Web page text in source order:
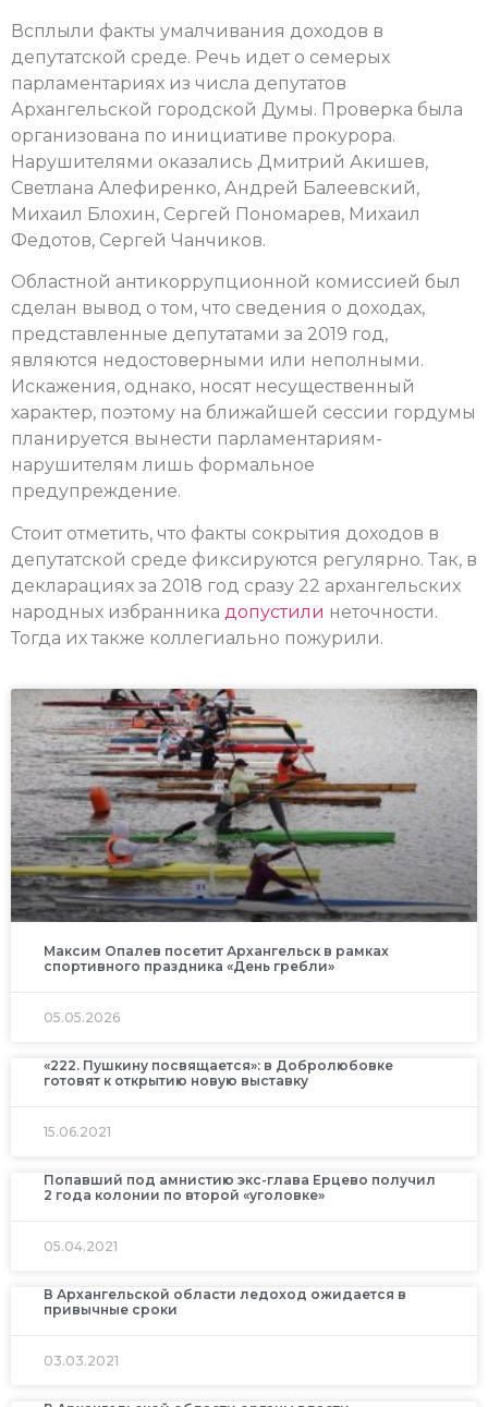
Всплыли факты умалчивания доходов в
депутатской среде. Речь идет о семерых
парламентариях из числа депутатов
Архангельской городской Думы. Проверка была
организована по инициативе прокурора.
Нарушителями оказались Дмитрий Акишев,
Светлана Алефиренко, Андрей Балеевский,
Михаил Блохин, Сергей Пономарев, Михаил
Федотов, Сергей Чанчиков.
Областной антикоррупционной комиссией был
сделан вывод о том, что сведения о доходах,
представленные депутатами за 2019 год,
являются недостоверными или неполными.
Искажения, однако, носят несущественный
характер, поэтому на ближайшей сессии гордумы
планируется вынести парламентариям-
нарушителям лишь формальное
предупреждение.
Стоит отметить, что факты сокрытия доходов в
депутатской среде фиксируются регулярно. Так, в
декларациях за 2018 год сразу 22 архангельских
народных избранника допустили неточности.
Тогда их также коллегиально пожурили.
Максим Опалев посетит Архангельск в рамках
спортивного праздника «День гребли»
05.05.2026
«222. Пушкину посвящается»: в Добролюбовке
готовят к открытию новую выставку
15.06.2021
Попавший под амнистию экс-глава Ерцево получил
2 года колонии по второй «уголовке»
05.04.2021
В Архангельской области ледоход ожидается в
привычные сроки
03.03.2021